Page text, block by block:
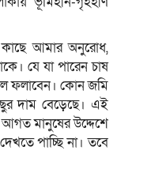
কাছে আমার অনুরোধ,
যে যা পারেন চাষ
ফলাবেন। কোন জমি
দাম বেড়েছে। এই
আগত মানুষের উদ্দেশে
পাচ্ছি না। তবে